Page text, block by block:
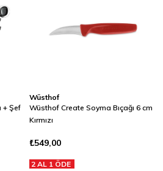
+ Şef
Wüsthof
Wüsthof Create Soyma Bıçağı 6 cm
Kırmızı
₺549,00
2 AL 1 ÖDE